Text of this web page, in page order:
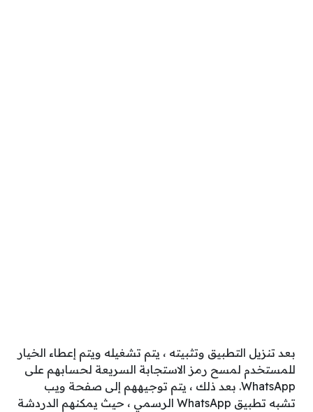
بعد تنزيل التطبيق وتثبيته ، يتم تشغيله ويتم إعطاء الخيار
للمستخدم لمسح رمز الاستجابة السريعة لحسابهم على
WhatsApp. بعد ذلك ، يتم توجيههم إلى صفحة ويب
تشبه تطبيق WhatsApp الرسمي ، حيث يمكنهم الدردشة